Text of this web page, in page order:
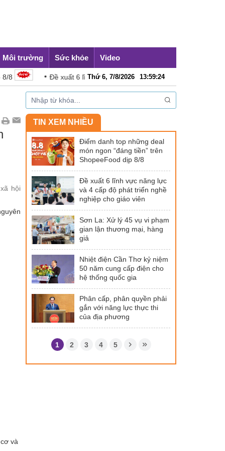
Môi trường Sức khỏe Video
Đề xuất 6 lĩnh vực năng lực và 4 cấp độ phát triển nghề
Thứ 6, 7/8/2026 13:59:25
hội
và
TIN XEM NHIỀU
Điểm danh top những deal
món ngon “đáng tiền” trên
ShopeeFood dịp 8/8
Đề xuất 6 lĩnh vực năng lực
và 4 cấp độ phát triển nghề
nghiệp cho giáo viên
Sơn La: Xử lý 45 vụ vi phạm
gian lận thương mại, hàng
giả
Nhiệt điện Cần Thơ kỷ niệm
50 năm cung cấp điện cho
hệ thống quốc gia
Phân cấp, phân quyền phải
gắn với năng lực thực thi
của địa phương
1 2 3 4 5